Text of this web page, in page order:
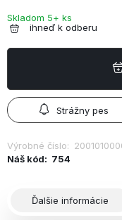
Skladom 5+ ks
ihneď k odberu
Strážny pes
Výrobné číslo:
Náš kód: 754
Ďalšie informácie